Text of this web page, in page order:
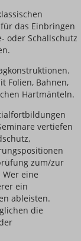
das Einbringen
oder Schallschutz
Folien, Bahnen,
Hartmänteln.
vertiefen
zum/zur
eine
ein
ableisten.
die